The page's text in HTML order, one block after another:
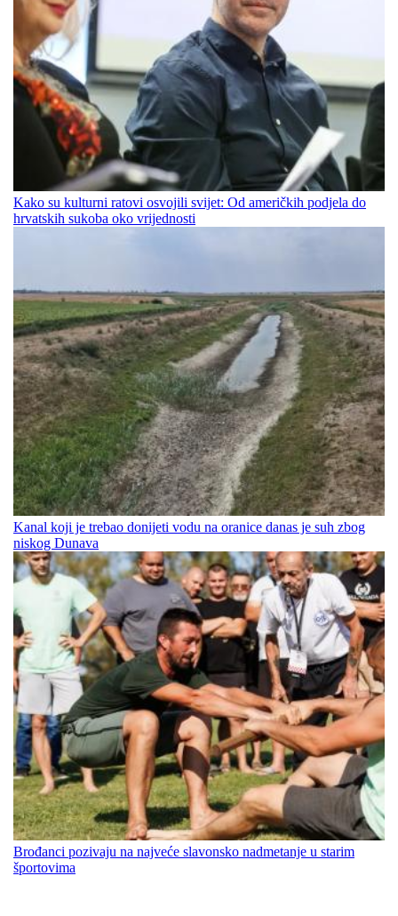
Kako su kulturni ratovi osvojili svijet: Od američkih podjela do
hrvatskih sukoba oko vrijednosti
Kanal koji je trebao donijeti vodu na oranice danas je suh zbog
niskog Dunava
Brođanci pozivaju na najveće slavonsko nadmetanje u starim
športovima